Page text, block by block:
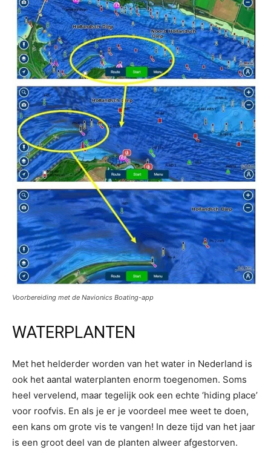
Voorbereiding met de Navionics Boating-app
WATERPLANTEN
Met het helderder worden van het water in Nederland is
ook het aantal waterplanten enorm toegenomen. Soms
heel vervelend, maar tegelijk ook een echte ‘hiding place’
voor roofvis. En als je er je voordeel mee weet te doen,
een kans om grote vis te vangen! In deze tijd van het jaar
is een groot deel van de planten alweer afgestorven.